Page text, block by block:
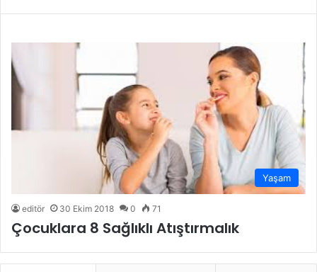
Yaşam
editör 30 Ekim 2018 0 71
Çocuklara 8 Sağlıklı Atıştırmalık